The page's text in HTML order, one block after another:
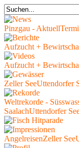
Pinzgau - Aktuell
Aufzucht +
Aufzucht +
Zeller SeeUttendorfer
Weltrekorde -
SaalachUttendorfer
AngelreisenZeller See